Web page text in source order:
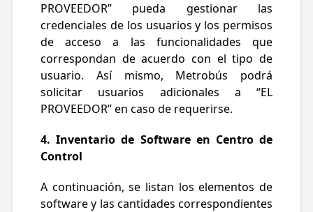
PROVEEDOR” pueda gestionar las
credenciales de los usuarios y los permisos
de acceso a las funcionalidades que
correspondan de acuerdo con el tipo de
usuario. Así mismo, Metrobús podrá
solicitar usuarios adicionales a “EL
PROVEEDOR” en caso de requerirse.
4. Inventario de Software en Centro de
Control
A continuación, se listan los elementos de
software y las cantidades correspondientes